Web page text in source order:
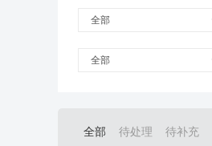
全部
全部
全部 待处理 待补充